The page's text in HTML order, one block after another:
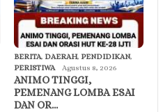
BERITA, DAERAH, PENDIDIKAN,
PERISTIWA
Agustus 8, 2026
ANIMO TINGGI,
PEMENANG LOMBA ESAI
DAN OR…